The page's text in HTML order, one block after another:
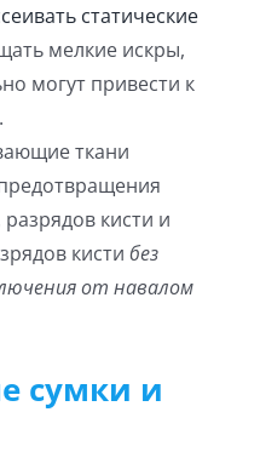
статические
мелкие искры,
могут привести к
ткани
кисти и
кисти без
от навалом
сумки и